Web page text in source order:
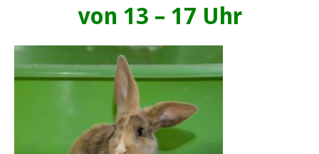
von 13 – 17 Uhr